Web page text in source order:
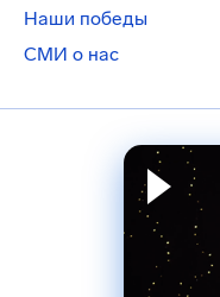
Наши победы
СМИ о нас